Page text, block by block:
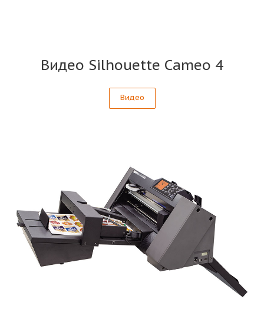
Видео Silhouette Cameo 4
Видео